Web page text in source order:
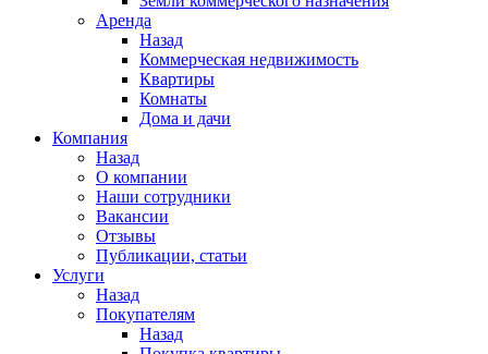
Аренда
Назад
Коммерческая недвижимость
Квартиры
Комнаты
Дома и дачи
Компания
Назад
О компании
Наши сотрудники
Вакансии
Отзывы
Публикации, статьи
Услуги
Назад
Покупателям
Назад